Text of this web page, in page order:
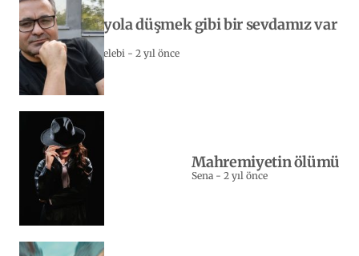
Yeniden yola düşmek gibi bir sevdamız var
bizim…
Sebahattin Celebi - 2 yıl önce
Mahremiyetin ölümü
Sena -2 yıl önce